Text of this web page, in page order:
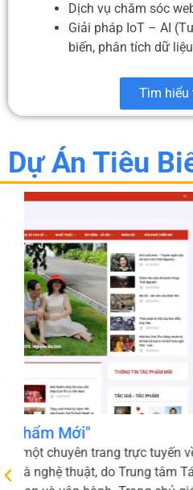
Dịch vụ chăm sóc
Giải pháp IoT – AI
biến, phân tích dữ
Tìm hiểu
Dự Án Tiêu
Bao Bì Xanh - Micopak
Micopak.vn là website
phần Micopak – thành